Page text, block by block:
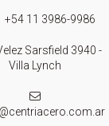
+54 11 3986-9986
Sarsfield 3940 -
Villa Lynch